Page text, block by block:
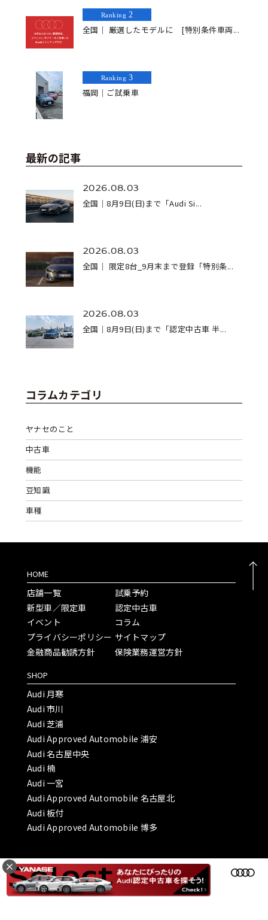
Ranking 2
全国｜ 厳選したモデルに [特別条件車両...
Ranking 3
福岡｜ご試乗車
最新の記事
2026.08.03
全国｜8月9日(日)まで「Audi Si...
2026.08.03
全国｜ 限定8台_9月末まで登録「特別条...
2026.08.03
全国｜8月9日(日)まで「認定中古車 半...
コラムカテゴリ
ヤナセのこと
中古車
機能
豆知識
車種
HOME
店舗一覧
新型車／限定車
イベント
プライバシーポリシー
金融商品勧誘方針
試乗予約
認定中古車
コラム
サイトマップ
保険業務運営方針
SHOP
Audi 月寒
Audi 市川
Audi 芝浦
Audi Approved Automobile 浦安
Audi 名古屋中央
Audi 楠
Audi 一宮
Audi Approved Automobile 名古屋北
Audi 板付
Audi Approved Automobile 博多
Copyright © ヤナセオートモーティブ株式会社 All Rights Reserved.